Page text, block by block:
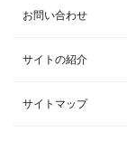
お問い合わせ
サイトの紹介
サイトマップ